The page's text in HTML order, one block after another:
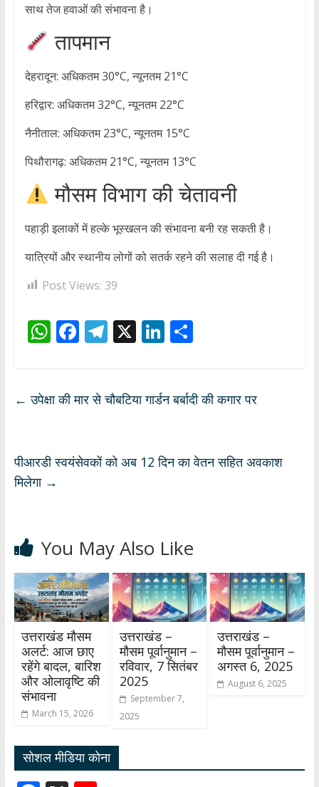
साथ तेज हवाओं की संभावना है।
तापमान
देहरादून: अधिकतम 30°C, न्यूनतम 21°C
हरिद्वार: अधिकतम 32°C, न्यूनतम 22°C
नैनीताल: अधिकतम 23°C, न्यूनतम 15°C
पिथौरागढ़: अधिकतम 21°C, न्यूनतम 13°C
मौसम विभाग की चेतावनी
पहाड़ी इलाकों में हल्के भूस्खलन की संभावना बनी रह सकती है।
यात्रियों और स्थानीय लोगों को सतर्क रहने की सलाह दी गई है।
Post Views: 39
W
s
p
F
b
k
T
gr
X Li
e
S
e
← उपेक्षा की मार से चौबटिया गार्डन बर्बादी की कगार पर
पीआरडी स्वयंसेवकों को अब 12 दिन का वेतन सहित अवकाश
मिलेगा →
You May Also Like
उत्तराखंड मौसम
अलर्ट: आज छाए
रहेंगे बादल, बारिश
और ओलावृष्टि की
संभावना
March 15, 2026
उत्तराखंड –
मौसम पूर्वानुमान –
रविवार, 7 सितंबर
2025
September 7,
2025
उत्तराखंड –
मौसम पूर्वानुमान –
अगस्त 6, 2025
August 6, 2025
सोशल मीडिया कोना